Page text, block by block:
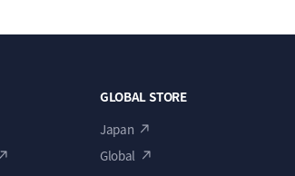
GLOBAL STORE
Japan
Global